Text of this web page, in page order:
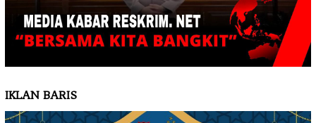
IKLAN BARIS